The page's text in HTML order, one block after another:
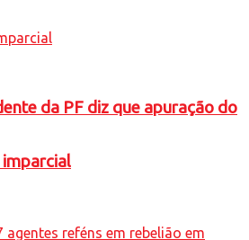
da PF diz que apuração do